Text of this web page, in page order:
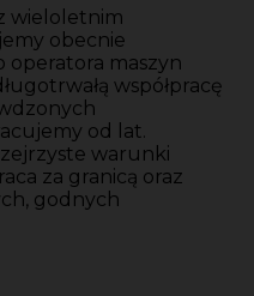
wieloletnim
obecnie
operatora maszyn
współpracę
od lat.
warunki
za granicą oraz
godnych